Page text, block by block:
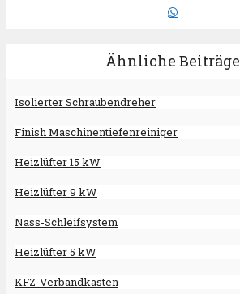
Ähnliche Beiträge
Isolierter Schraubendreher
Finish Maschinentiefenreiniger
Heizlüfter 15 kW
Heizlüfter 9 kW
Nass-Schleifsystem
Heizlüfter 5 kW
KFZ-Verbandkasten